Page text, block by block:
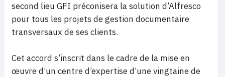
second lieu GFI préconisera la solution d’Alfresco
pour tous les projets de gestion documentaire
transversaux de ses clients.
Cet accord s’inscrit dans le cadre de la mise en
œuvre d’un centre d’expertise d’une vingtaine de